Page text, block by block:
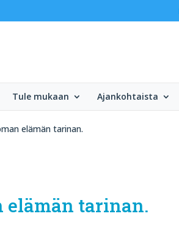
Tule mukaan Ajankohtaista
elämän tarinan.
elämän tarinan.